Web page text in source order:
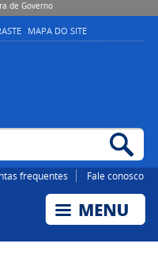
de Governo
MAPA DO SITE
frequentes Fale conosco